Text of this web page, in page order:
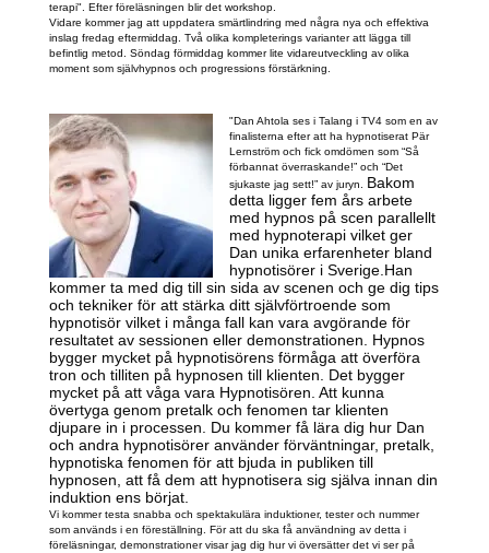
terapi". Efter föreläsningen blir det workshop.
Vidare kommer jag att uppdatera smärtlindring med några nya och effektiva
inslag fredag eftermiddag. Två olika kompleterings varianter att lägga till
befintlig metod. Söndag förmiddag kommer lite vidareutveckling av olika
moment som självhypnos och progressions förstärkning.
"Dan Ahtola ses i Talang i TV4 som en av
finalisterna efter att ha hypnotiserat Pär
Lernström och fick omdömen som “Så
förbannat överraskande!” och “Det
sjukaste jag sett!” av juryn. Bakom
detta ligger fem års arbete
med hypnos på scen parallellt
med hypnoterapi vilket ger
Dan unika erfarenheter bland
hypnotisörer i Sverige.Han
kommer ta med dig till sin sida av scenen och ge dig tips
och tekniker för att stärka ditt självförtroende som
hypnotisör vilket i många fall kan vara avgörande för
resultatet av sessionen eller demonstrationen. Hypnos
bygger mycket på hypnotisörens förmåga att överföra
tron och tilliten på hypnosen till klienten. Det bygger
mycket på att våga vara Hypnotisören. Att kunna
övertyga genom pretalk och fenomen tar klienten
djupare in i processen. Du kommer få lära dig hur Dan
och andra hypnotisörer använder förväntningar, pretalk,
hypnotiska fenomen för att bjuda in publiken till
hypnosen, att få dem att hypnotisera sig själva innan din
induktion ens börjat.
Vi kommer testa snabba och spektakulära induktioner, tester och nummer
som används i en föreställning. För att du ska få användning av detta i
föreläsningar, demonstrationer visar jag dig hur vi översätter det vi ser på